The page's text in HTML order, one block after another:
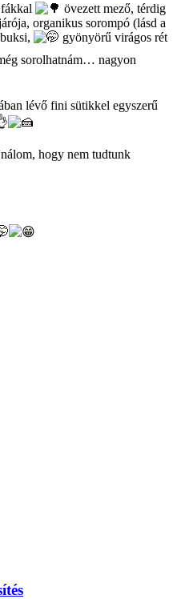
övezett mező, térdig
organikus sorompó (lásd a
gyönyörű virágos rét
sorolhatnám… nagyon
lévő fini sütikkel egyszerű
hogy nem tudtunk